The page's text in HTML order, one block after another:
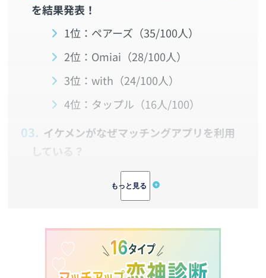
を結果発表！
1位：ペアーズ（35/100人）
2位：Omiai（28/100人）
3位：with（24/100人）
4位：タップル（16人/100）
3. イケメンがなぜマッチングアプリを利用
している？
①職場や交友関係に出会いがない
②仕事が多忙で効率を重視している
めている
写真から本物・雰囲気・隠れイケメンを